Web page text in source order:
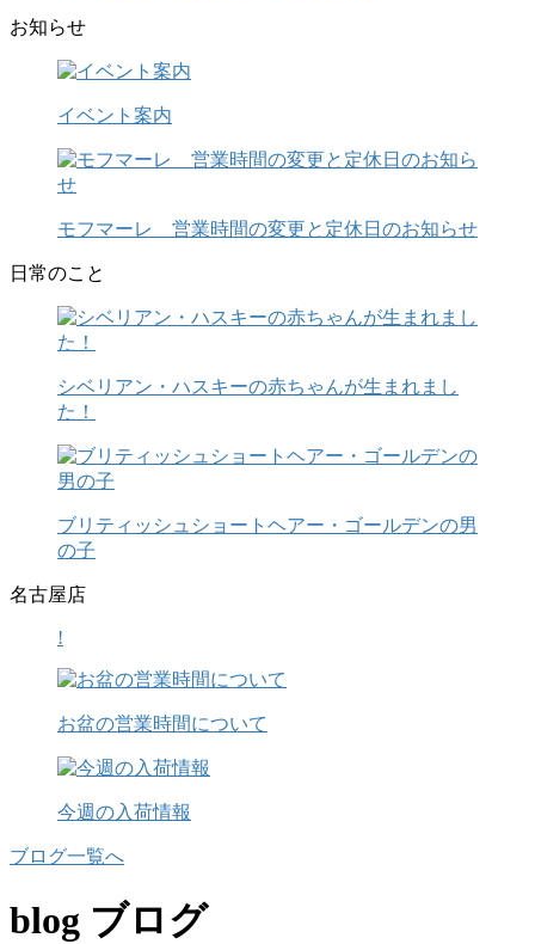
お知らせ
イベント案内
モフマーレ 営業時間の変更と定休日のお知らせ
日常のこと
シベリアン・ハスキーの赤ちゃんが生まれまし
た！
ブリティッシュショートヘアー・ゴールデンの男
の子
名古屋店
!
お盆の営業時間について
今週の入荷情報
ブログ一覧へ
blog ブログ